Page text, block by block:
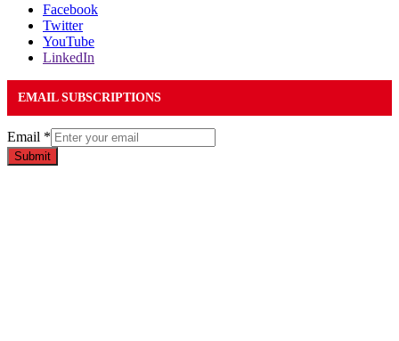
Facebook
Twitter
YouTube
LinkedIn
EMAIL SUBSCRIPTIONS
Email *
Submit